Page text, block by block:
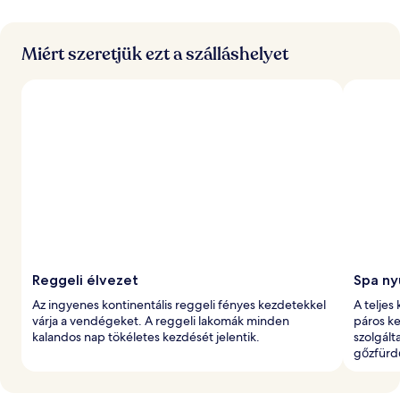
Miért szeretjük ezt a szálláshelyet
Reggeli élvezet
Az ingyenes kontinentális reggeli fényes kezdetekkel
várja a vendégeket. A reggeli lakomák minden
kalandos nap tökéletes kezdését jelentik.
Spa
A teljes
páros